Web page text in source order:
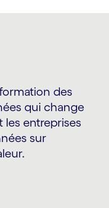
des
qui change
les entreprises
sur